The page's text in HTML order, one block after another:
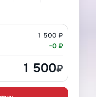
1 500 ₽
−0 ₽
1 500₽